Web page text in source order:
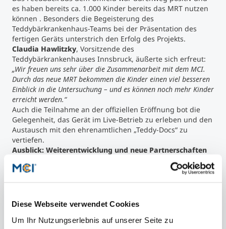
Diese Webseite verwendet Cookies
Um Ihr Nutzungserlebnis auf unserer Seite zu
es haben bereits ca. 1.000 Kinder bereits das MRT nutzen
können . Besonders die Begeisterung des
Teddybärkrankenhaus-Teams bei der Präsentation des
fertigen Geräts unterstrich den Erfolg des Projekts.
Claudia Hawlitzky, Vorsitzende des
Teddybärkrankenhauses Innsbruck, äußerte sich erfreut:
„Wir freuen uns sehr über die Zusammenarbeit mit dem MCI.
Durch das neue MRT bekommen die Kinder einen viel besseren
Einblick in die Untersuchung – und es können noch mehr Kinder
erreicht werden.“
Auch die Teilnahme an der offiziellen Eröffnung bot die
Gelegenheit, das Gerät im Live-Betrieb zu erleben und den
Austausch mit den ehrenamtlichen „Teddy-Docs“ zu
vertiefen.
Ausblick: Weiterentwicklung und neue Partnerschaften
Das Teddy-MRT soll auch in Zukunft weiterentwickelt
werden. Geplant sind Optimierungen der KI zur noch
aufgenommenen Bildern stilisierte Röntgenaufnahmen zu
im Raum – unter anderem durch mögliche Kooperationen